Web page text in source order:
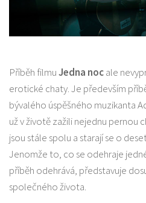
Příběh filmuJedna nocale
erotické chaty. Je především
bývalého úspěšného muzikanta
už v životě zažili nejednu pernou
jsou stále spolu a starají se o
Jenomže to, co se odehraje
příběh odehrává, představuje
společného života.